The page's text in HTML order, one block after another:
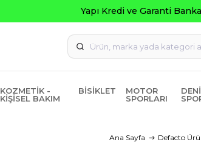
Yapı Kredi ve Garanti Bankasına Peşin
KOZMETIK -
KIŞISEL BAKIM
BISIKLET
MOTOR
SPORLARI
Ana Sayfa Defacto